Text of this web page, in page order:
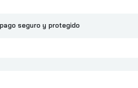
seguro y protegido